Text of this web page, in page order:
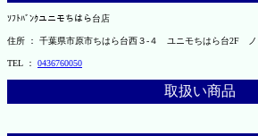
ｿﾌﾄﾊﾞﾝｸユニモちはら台店
住所 ： 千葉県市原市ちはら台西３-４ ユニモちはら台2F ノ
TEL ： 0436760050
取扱い商品